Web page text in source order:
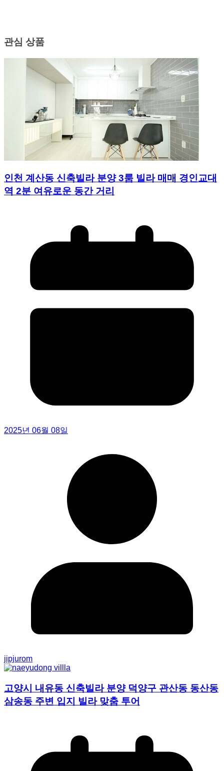
관심 상품
인천 계산동 신축빌라 분양 3룸 빌라 매매 경인교대
역 2분 여유로운 동간 거리
2025년 06월 08일
jipjurom
고양시 내유동 신축빌라 분양 덕양구 관산동 동산동
삼송동 주변 입지 빌라 맞춤 투어